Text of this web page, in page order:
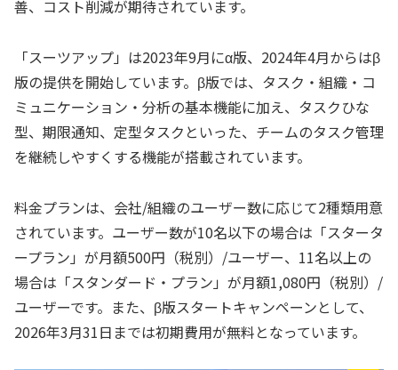
善、コスト削減が期待されています。
「スーツアップ」は2023年9月にα版、2024年4月からはβ
版の提供を開始しています。β版では、タスク・組織・コ
ミュニケーション・分析の基本機能に加え、タスクひな
型、期限通知、定型タスクといった、チームのタスク管理
を継続しやすくする機能が搭載されています。
料金プランは、会社/組織のユーザー数に応じて2種類用意
されています。ユーザー数が10名以下の場合は「スタータ
ープラン」が月額500円（税別）/ユーザー、11名以上の
場合は「スタンダード・プラン」が月額1,080円（税別）/
ユーザーです。また、β版スタートキャンペーンとして、
2026年3月31日までは初期費用が無料となっています。